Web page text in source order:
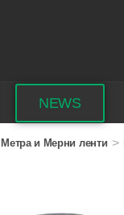
NEWS
Метра и Мерни ленти >